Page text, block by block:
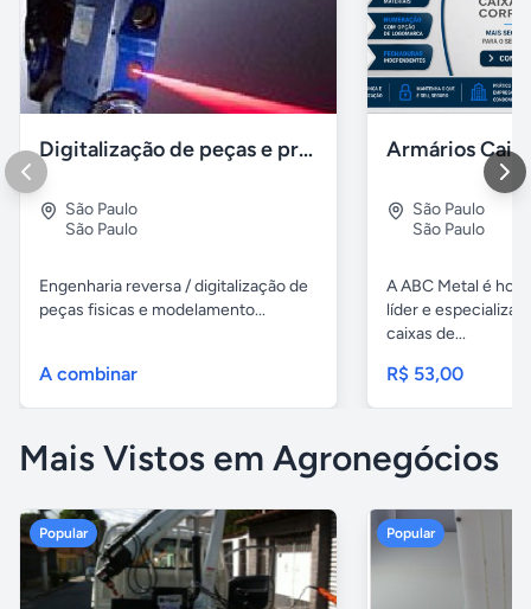
Digitalização de peças e produtos / impressão 3D polyworks
São Paulo
São Paulo
Engenharia reversa / digitalização de
peças fisicas e modelamento...
A combinar
São Paulo
São Paulo
A ABC Metal é
líder e
caixas de...
R$ 53,00
Mais Vistos em Agronegócios
Popular Popular